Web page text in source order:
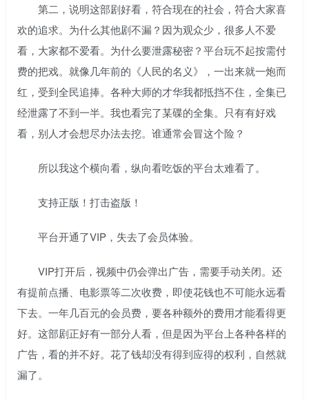
第二，说明这部剧好看，符合现在的社会，符合大家喜
欢的追求。为什么其他剧不漏？因为观众少，很多人不爱
看，大家都不爱看。为什么要泄露秘密？平台玩不起按需付
费的把戏。就像几年前的《人民的名义》，一出来就一炮而
红，受到全民追捧。各种大师的才华我都抵挡不住，全集已
经泄露了不到一半。我也看完了某碟的全集。只有有好戏
看，别人才会想尽办法去挖。谁通常会冒这个险？
所以我这个横向看，纵向看吃饭的平台太难看了。
支持正版！打击盗版！
平台开通了VIP，失去了会员体验。
VIP打开后，视频中仍会弹出广告，需要手动关闭。还
有提前点播、电影票等二次收费，即使花钱也不可能永远看
下去。一年几百元的会员费，要各种额外的费用才能看得更
好。这部剧正好有一部分人看，但是因为平台上各种各样的
广告，看的并不好。花了钱却没有得到应得的权利，自然就
漏了。